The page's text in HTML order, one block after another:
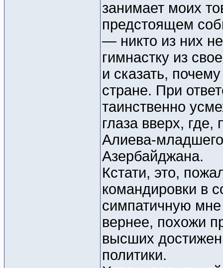
занимает моих
предстоящем
— никто из них
гимнастку из
и сказать,
стране. При
таинственно
глаза вверх,
Алиева-
Азербайджана.
Кстати, это,
командировки в
симпатичную
вернее, похожи
высших
политики.